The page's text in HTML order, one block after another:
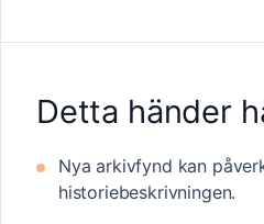
Detta händer
Nya arkivfynd kan
historiebeskrivningen.